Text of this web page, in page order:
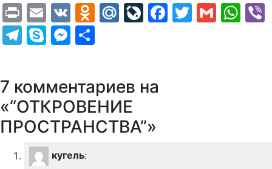
PrintEmail
VK Odnoklassniki
Mail.Ru
LiveJournal
Facebook
Twitter
Gmail
Telegram
SkypeMessenger
7 комментариев на
«“ОТКРОВЕНИЕ
ПРОСТРАНСТВА”»
кугель: